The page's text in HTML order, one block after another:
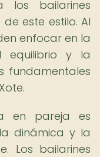
bailarines
este estilo. Al
enfocar en la
equilibrio y la
fundamentales
en pareja es
dinámica y la
Los bailarines